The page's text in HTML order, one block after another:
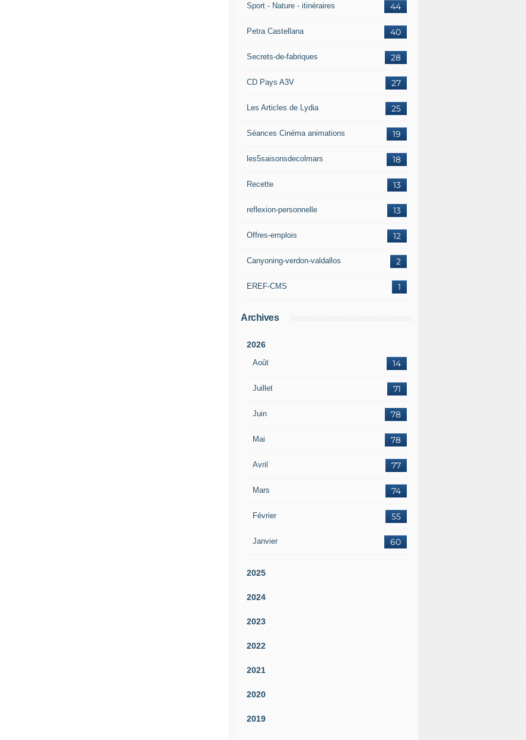
44
Sport - Nature - itinéraires
40
Petra Castellana
28
Secrets-de-fabriques
27
CD Pays A3V
25
Les Articles de Lydia
19
Séances Cinéma animations
18
les5saisonsdecolmars
13
Recette
13
reflexion-personnelle
12
Offres-emplois
2
Canyoning-verdon-valdallos
1
EREF-CMS
Archives
2026
Août 14
Juillet 71
Juin 78
Mai 78
Avril 77
Mars 74
Février 55
Janvier 60
2025
2024
2023
2022
2021
2020
2019